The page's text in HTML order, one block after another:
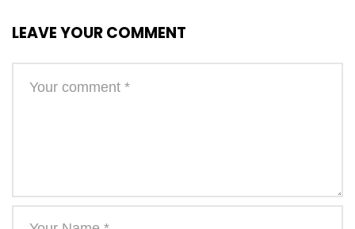
LEAVE YOUR COMMENT